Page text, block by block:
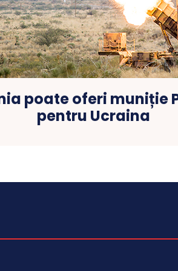
poate oferi muniție
pentru Ucraina